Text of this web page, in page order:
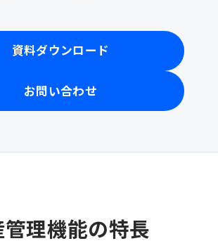
理
産管理
ファリング
加工 PROACTIVE Material Process
問
資料ダウンロード
お問い合わせ
管理機能の特長